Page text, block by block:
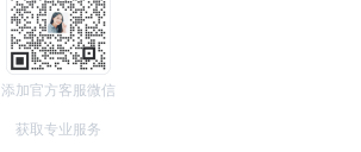
添加官方客服微信
获取专业服务